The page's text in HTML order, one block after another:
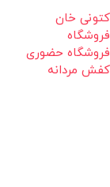
کتونی خان
فروشگاه
فروشگاه حضوری
کفش مردانه